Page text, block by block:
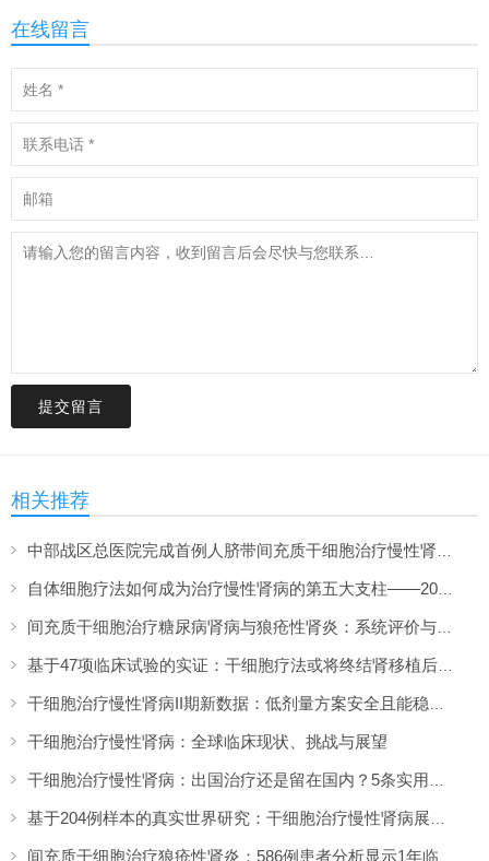
在线留言
提交留言
相关推荐
干细胞治疗慢性肾病：全球临床现状、挑战与展望